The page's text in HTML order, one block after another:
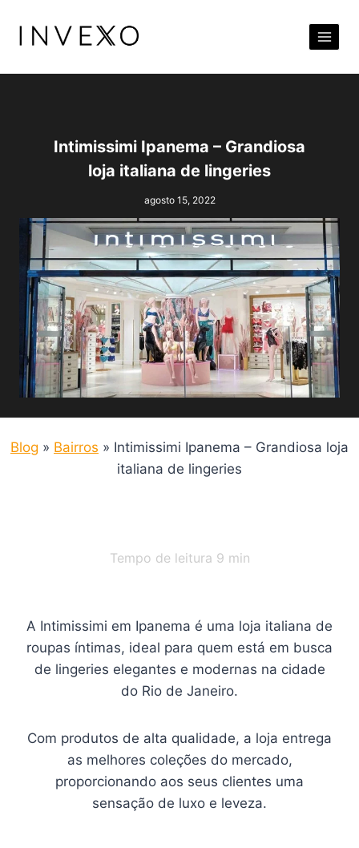
para
Conteúdo
Intimissimi Ipanema – Grandiosa
loja italiana de lingeries
agosto 15, 2022
Blog » Bairros » Intimissimi Ipanema – Grandiosa loja
italiana de lingeries
Tempo de leitura 9 min
A Intimissimi em Ipanema é uma loja italiana de
roupas íntimas, ideal para quem está em busca
de lingeries elegantes e modernas na cidade
do Rio de Janeiro.
Com produtos de alta qualidade, a loja entrega
as melhores coleções do mercado,
proporcionando aos seus clientes uma
sensação de luxo e leveza.